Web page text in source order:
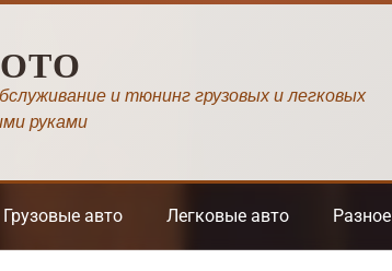
и тюнинг грузовых и легковых
руками
Грузовые авто Легковые авто Разное